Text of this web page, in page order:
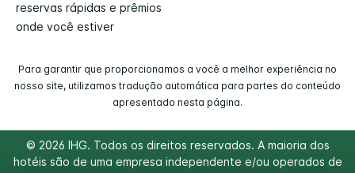
reservas rápidas e prêmios
onde você estiver
Para garantir que proporcionamos a você a melhor experiência no
nosso site, utilizamos tradução automática para partes do conteúdo
apresentado nesta página.
© 2026 IHG. Todos os direitos reservados. A maioria dos
hotéis são de uma empresa independente e/ou operados de